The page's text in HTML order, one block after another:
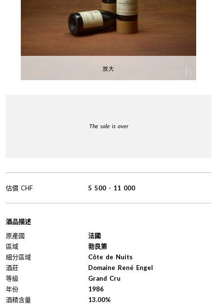
放大
The sale is over
酒品描述
原產國
法國
區域
勃艮第
細分區域
Côte de Nuits
酒莊
Domaine René Engel
等級
Grand Cru
年份
1986
酒精含量
13.00%
估價 CHF 5 500 - 11 000